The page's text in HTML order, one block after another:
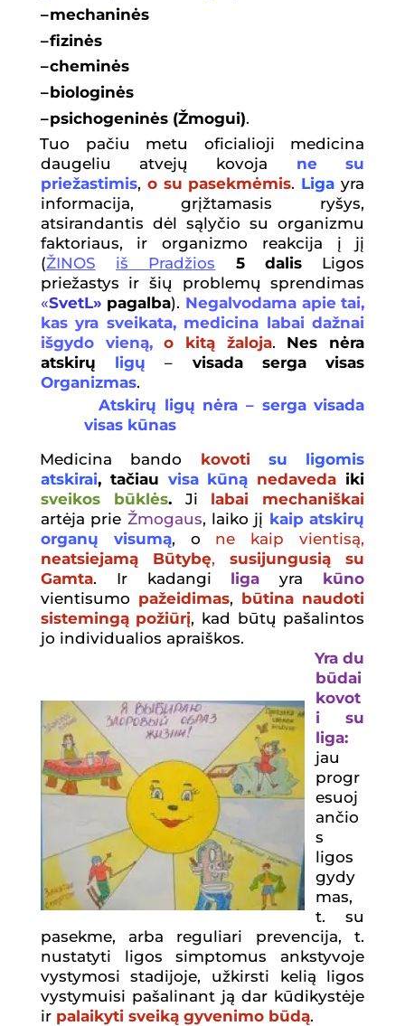
–mechaninės
–fizinės
–cheminės
–biologinės
–psichogeninės (Žmogui).
Tuo pačiu metu oficialioji medicina
daugeliu atvejų kovoja ne su
priežastimis, o su pasekmėmis. Liga yra
informacija, grįžtamasis ryšys,
atsirandantis dėl sąlyčio su organizmu
faktoriaus, ir organizmo reakcija į jį
(ŽINOS iš Pradžios 5 dalisLigos
priežastys ir šių problemų sprendimas
«SvetL» pagalba). Negalvodama apie tai,
kas yra sveikata, medicina labai dažnai
išgydo vieną,
o kitą žaloja. Nes nėra
atskirų
ligų – visada serga visas
Organizmas.
Atskirų ligų nėra – serga visada
visas kūnas
Medicina bando
kovoti su ligomis
atskirai, tačiau visa kūną nedaveda iki
sveikos būklės. Ji labai mechaniškai
artėja prie Žmogaus, laiko jį kaip atskirų
organų visumą, o ne kaip vientisą,
neatsiejamą Būtybę, susijungusią su
Gamta. Ir kadangi liga yra kūno
vientisumo pažeidimas, būtina naudoti
sistemingą požiūrį, kad būtų pašalintos
jo individualios apraiškos.
Yra du
būdai
kovot
i su
liga:
jau
progr
esuoj
ančio
s
ligos
gydy
mas,
t. su
pasekme, arba reguliari prevencija, t.
nustatyti ligos simptomus ankstyvoje
vystymosi stadijoje, užkirsti kelią ligos
vystymuisi pašalinant ją dar kūdikystėje
irpalaikyti sveiką gyvenimo būdą.